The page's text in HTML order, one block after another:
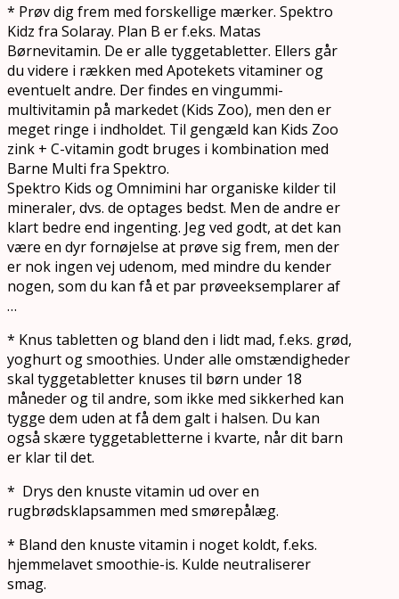
* Prøv dig frem med forskellige mærker. Spektro
Kidz fra Solaray. Plan B er f.eks. Matas
Børnevitamin. De er alle tyggetabletter. Ellers går
du videre i rækken med Apotekets vitaminer og
eventuelt andre. Der findes en vingummi-
multivitamin på markedet (Kids Zoo), men den er
meget ringe i indholdet. Til gengæld kan Kids Zoo
zink + C-vitamin godt bruges i kombination med
Barne Multi fra Spektro.
Spektro Kids og Omnimini har organiske kilder til
mineraler, dvs. de optages bedst. Men de andre er
klart bedre end ingenting. Jeg ved godt, at det kan
være en dyr fornøjelse at prøve sig frem, men der
er nok ingen vej udenom, med mindre du kender
nogen, som du kan få et par prøveeksemplarer af
…
* Knus tabletten og bland den i lidt mad, f.eks. grød,
yoghurt og smoothies. Under alle omstændigheder
skal tyggetabletter knuses til børn under 18
måneder og til andre, som ikke med sikkerhed kan
tygge dem uden at få dem galt i halsen. Du kan
også skære tyggetabletterne i kvarte, når dit barn
er klar til det.
* Drys den knuste vitamin ud over en
rugbrødsklapsammen med smørepålæg.
* Bland den knuste vitamin i noget koldt, f.eks.
hjemmelavet smoothie-is. Kulde neutraliserer
smag.